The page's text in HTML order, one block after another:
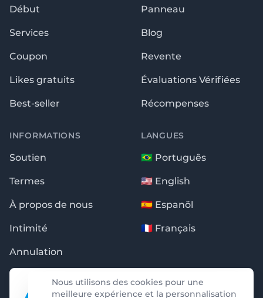
100% Comprovado
Essas notificações são garantidas pela
Nous utilisons des cookies pour une
meilleure expérience et la personnalisation
Début
Services
Coupon
Likes gratuits
Best-seller
Panneau
Blog
Revente
Évaluations Vérifiées
Récompenses
INFORMATIONS
Soutien
Termes
À propos de nous
Intimité
Annulation
LANGUES
🇧🇷 Português
🇺🇸 English
🇪🇸 Espanõl
🇫🇷 Français